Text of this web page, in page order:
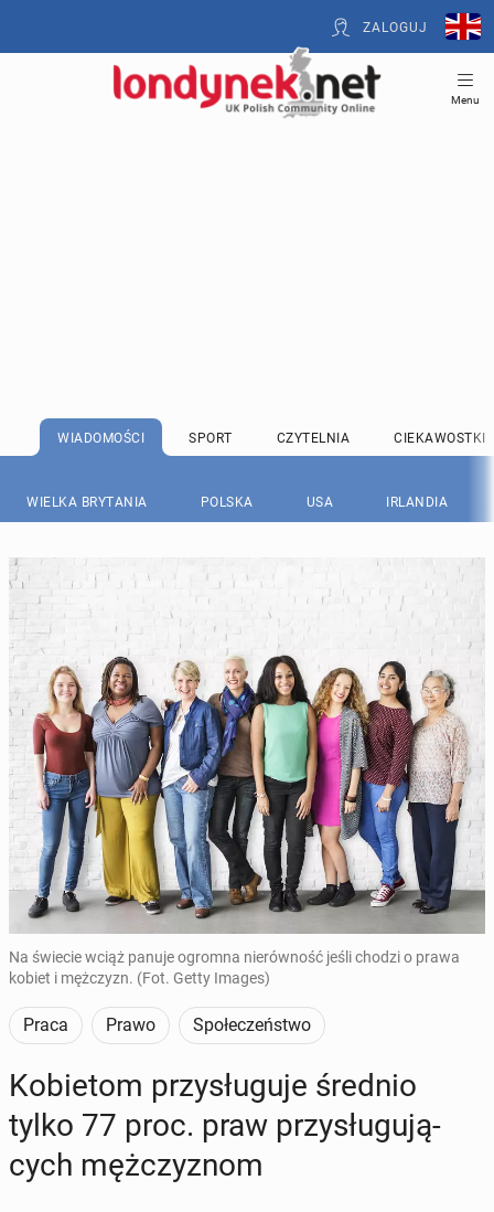
ZALOGUJ
Menu
WIADOMOŚCI SPORT CZYTELNIA CIEKAWOSTKI
WIELKA BRYTANIA POLSKA USA IRLANDIA
Na świecie wciąż panuje ogromna nierówność jeśli chodzi o prawa
kobiet i mężczyzn. (Fot. Getty Images)
Praca Prawo Społeczeństwo
Ko­bie­tom przy­słu­gu­je średnio
tylko 77 proc. praw przy­słu­gu­ją­
cych męż­czy­znom